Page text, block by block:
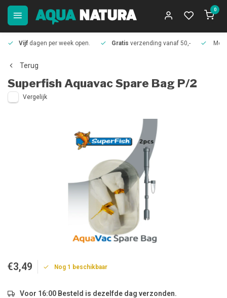
0
Vijf dagen per week open. Gratis verzending vanaf 50,-
Terug
Superfish Aquavac Spare Bag P/2
Vergelijk
€3,49 Nog 1 beschikbaar
Voor 16:00 Besteld is dezelfde dag verzonden.